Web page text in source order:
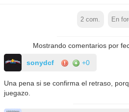
2 com. En
Mostrando comentarios por
sonydcf +0
Una pena si se confirma el retraso,
juegazo.